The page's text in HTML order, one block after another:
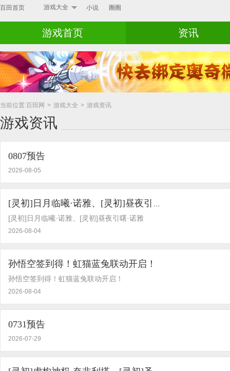
百田首页 游戏大全 小说 圈圈
游戏首页 资讯
当前位置:百田网 > 游戏大全 > 游戏资讯
游戏资讯
0807预告
2026-08-05
[灵初]日月临曦·诺雅、[灵初]昼夜引曙·诺雅
2026-08-04
孙悟空签到得！虹猫蓝兔联动开启！
孙悟空签到得！虹猫蓝兔联动开启！
2026-08-04
0731预告
2026-07-29